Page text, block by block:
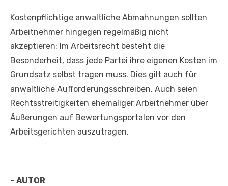
Kostenpflichtige anwaltliche Abmahnungen sollten
Arbeitnehmer hingegen regelmäßig nicht
akzeptieren: Im Arbeitsrecht besteht die
Besonderheit, dass jede Partei ihre eigenen Kosten im
Grundsatz selbst tragen muss. Dies gilt auch für
anwaltliche Aufforderungsschreiben. Auch seien
Rechtsstreitigkeiten ehemaliger Arbeitnehmer über
Äußerungen auf Bewertungsportalen vor den
Arbeitsgerichten auszutragen.
– AUTOR